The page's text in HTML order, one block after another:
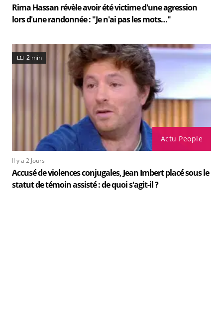
Rima Hassan révèle avoir été victime d'une agression
lors d'une randonnée : "Je n'ai pas les mots…"
Actu People
2 min
Il y a 2 Jours
Accusé de violences conjugales, Jean Imbert placé sous le
statut de témoin assisté : de quoi s'agit-il ?